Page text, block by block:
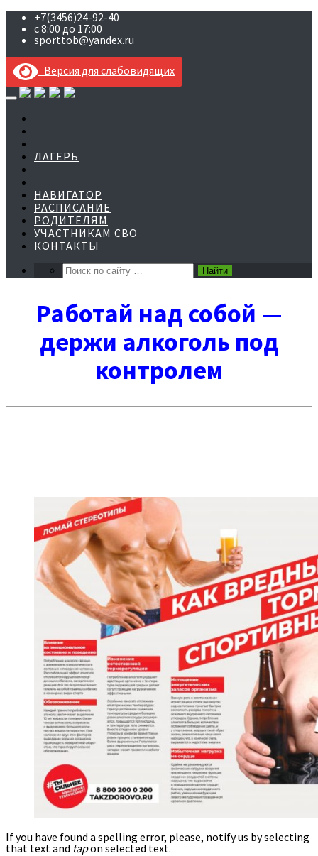
+7(3456)24-92-40
с 8:00 до 17:00
sporttob@yandex.ru
Версия для слабовидящих
Skip
to
content
ЛАГЕРЬ
НАВИГАТОР
РАСПИСАНИЕ
РОДИТЕЛЯМ
УЧАСТНИКАМ СВО
КОНТАКТЫ
Работай над собой —
держи алкоголь под
контролем
If you have found a spelling error, please, notify us by selecting
that text and tapon selected text.